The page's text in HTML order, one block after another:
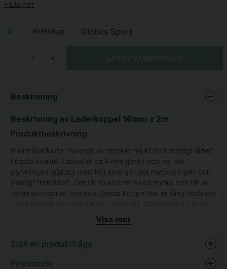
Läs mer
906806gra Globus Sport
- +
Beskrivning
Beskrivning av Läderkoppel 16mm x 2m
Produktbeskrivning
Handtillverkade i Sverige av mycket mjukt och smidigt läder i
högsta kvalité. Lädret är ca 4 mm tjockt och har vid
garvningen mättats med fett som gör det mycket mjukt och
smidigt ”fettläder”. Det får dessutom ökad styrka och får en
vattenavvisande förmåga. Dessa koppel har en lång livslängd
är ett naturmaterial och att det kan skilja både i tjocklek och
färg mellan olika hudar. Skandinaviska läderhudar garvade i
Visa mer
Ställ en produktfråga
question
Prishistorik